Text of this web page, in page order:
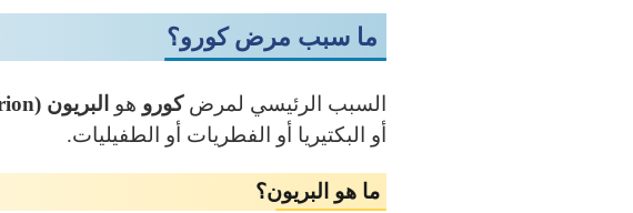
ما سبب مرض كورو؟
السبب الرئيسي لمرضكورو هو البريون (Prion)
أو البكتيريا أو الفطريات أو الطفيليات.
ما هو البريون؟